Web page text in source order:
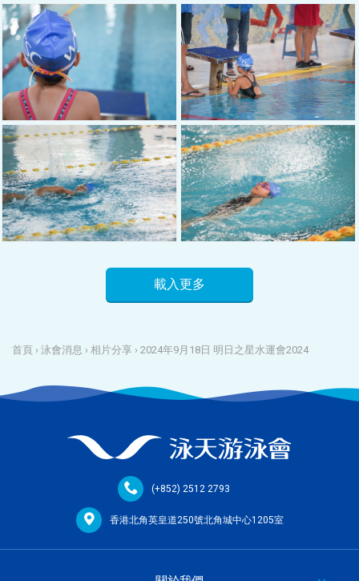
載入更多
首頁 › 泳會消息 › 相片分享 › 2024年9月18日 明日之星水運會2024
(+852) 2512 2793
香港北角英皇道250號北角城中心1205室